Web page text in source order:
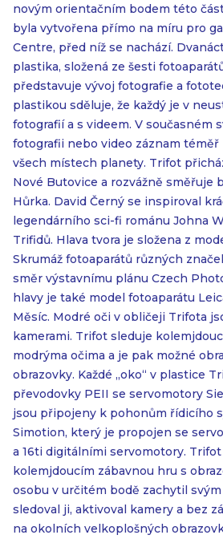
novým orientačním bodem této
byla vytvořena přímo na míru pro
Centre, před níž se nachází.
plastika, složená ze šesti
představuje vývoj fotografie a
plastikou sděluje, že každý je v
fotografií a s videem. V současném
fotografii nebo video záznam téměř
všech místech planety. Trifot
Nové Butovice a rozvážně směřuje
Hůrka. David Černý se inspiroval
legendárního sci-fi románu Johna
Trifidů. Hlava tvora je složena z
Skrumáž fotoaparátů různých
směr výstavnímu plánu Czech
hlavy je také model fotoaparátu
Měsíc. Modré oči v obličeji Trifota
kamerami. Trifot sleduje
modrýma očima a je pak možné
obrazovky. Každé „oko“ v plastice
převodovky PEII se servomotory
jsou připojeny k pohonům řídicího
Simotion, který je propojen se
a 16ti digitálními servomotory.
kolemjdoucím zábavnou hru s
osobu v určitém bodě zachytil
sledoval ji, aktivoval kamery a bez
na okolních velkoplošných